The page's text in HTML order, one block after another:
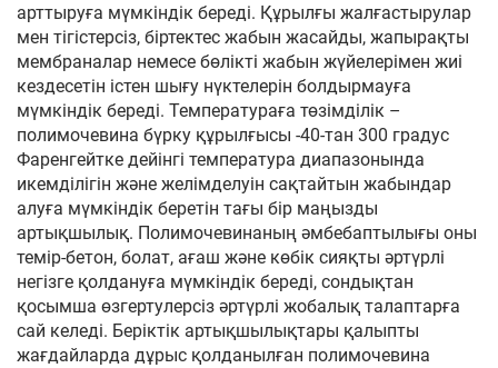
арттыруға мүмкіндік береді. Құрылғы жалғастырулар
мен тігістерсіз, біртектес жабын жасайды, жапырақты
мембраналар немесе бөлікті жабын жүйелерімен жиі
кездесетін істен шығу нүктелерін болдырмауға
мүмкіндік береді. Температураға төзімділік –
полимочевина бүрку құрылғысы -40-тан 300 градус
Фаренгейтке дейінгі температура диапазонында
икемділігін және желімделуін сақтайтын жабындар
алуға мүмкіндік беретін тағы бір маңызды
артықшылық. Полимочевинаның әмбебаптылығы оны
темір-бетон, болат, ағаш және көбік сияқты әртүрлі
негізге қолдануға мүмкіндік береді, сондықтан
қосымша өзгертулерсіз әртүрлі жобалық талаптарға
сай келеді. Беріктік артықшылықтары қалыпты
жағдайларда дұрыс қолданылған полимочевина